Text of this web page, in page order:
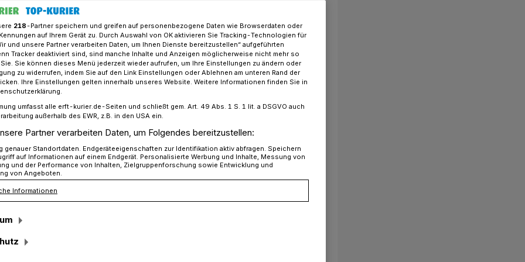
"20 Jahre Plan- und Ideenlosigkeit bei der CDU"
im Erft-Kurier am vergangenen
nutzt die Stadt das für die City
gibt es eine umfassend-lange
Bürgermeisterin“ Martina Suermann-
wird.
218-Partner speichern und greifen auf personenbezogene Daten wie Browserdaten oder
auf Ihrem Gerät zu. Durch Auswahl von OK aktivieren Sie Tracking-Technologien für
und unsere Partner verarbeiten Daten, um Ihnen Dienste bereitzustellen“ aufgeführten
Tracker deaktiviert sind, sind manche Inhalte und Anzeigen möglicherweise nicht mehr so
Sie können dieses Menü jederzeit wieder aufrufen, um Ihre Einstellungen zu ändern oder
zu widerrufen, indem Sie auf den Link Einstellungen oder Ablehnen am unteren Rand der
Ihre Einstellungen gelten innerhalb unseres Website. Weitere Informationen finden Sie in
umfasst alle erft-kurier.de-Seiten und schließt gem. Art. 49 Abs. 1 S. 1 lit. a DSGVO auch
außerhalb des EWR, z.B. in den USA ein.
Partner verarbeiten Daten, um Folgendes bereitzustellen:
genauer Standortdaten. Endgeräteeigenschaften zur Identifikation aktiv abfragen. Speichern
auf Informationen auf einem Endgerät. Personalisierte Werbung und Inhalte, Messung von
und der Performance von Inhalten, Zielgruppenforschung sowie Entwicklung und
von Angeboten.
Informationen